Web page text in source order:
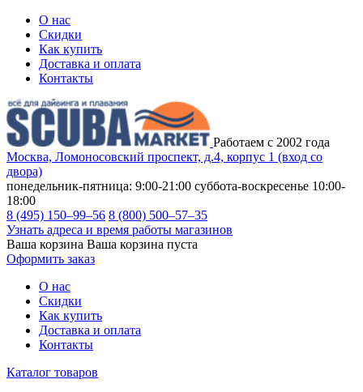
О нас
Скидки
Как купить
Доставка и оплата
Контакты
Работаем с 2002 года
Москва, Ломоносовский проспект, д.4, корпус 1 (вход со
двора)
понедельник-пятница: 9:00-21:00 суббота-воскресенье 10:00-
18:00
8 (495) 150–99–56 8 (800) 500–57–35
Узнать адреса и время работы магазинов
Ваша корзина Ваша корзина пуста
Оформить заказ
О нас
Скидки
Как купить
Доставка и оплата
Контакты
Каталог товаров